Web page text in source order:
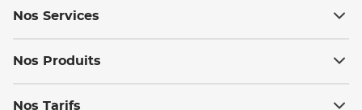
Nos Services
Nos Produits
Nos Tarifs